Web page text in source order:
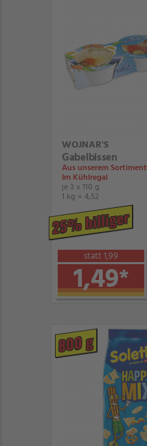
WOJNAR'S
Gabelbissen
Aus unserem Sortiment
Im Kühlregal
je 3 x 110 g
1 kg = 4,52
25% billiger
statt 1,99
1,49*
800 g